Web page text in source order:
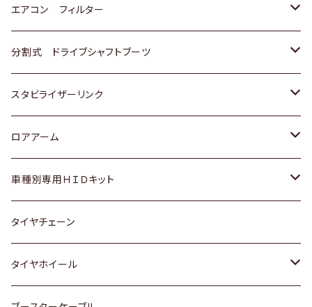
スバル
マツダ
三菱
スバル
三菱
スバル
スズキ
日産
いすゞ
ダイハツ
マツダ
三菱
スバル
トヨタ
ホンダ
スズキ
日産
ダイハツ
マツダ
三菱
エアコン フィルター
トヨタ
ホンダ
スズキ
日産
いすゞ
ダイハツ
分割式 ドライブシャフトブーツ
トヨタ
ホンダ
スズキ
日産
ダイハツ
スタビライザーリンク
トヨタ
ホンダ
スズキ
日産
ロアアーム
ホンダ
スズキ
日産
車種別専用ＨＩＤキット
トヨタ
マツダ
タイヤチェーン
タイヤホイール